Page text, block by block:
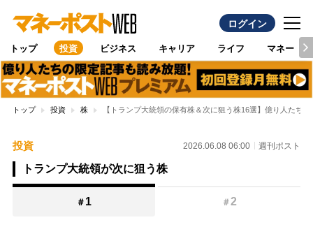
ログイン
トップ 投資 ビジネス キャリア ライフ マネー
トップ 投資 株 【トランプ大統領の保有株＆次に狙う株16選】億り人たち
投資 2026.06.08 06:00 週刊ポスト
トランプ大統領が次に狙う株
＃ 1 ＃2